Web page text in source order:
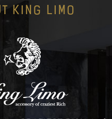
KING LIMO